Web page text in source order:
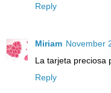
Reply
Miriam November
La tarjeta preciosa
Reply